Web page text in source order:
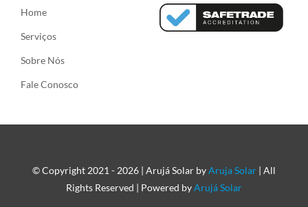
Home
Serviços
Sobre Nós
Fale Conosco
© Copyright 2021 - 2026 | Arujá Solar byAruja Solar | All
Rights Reserved | Powered byArujá Solar